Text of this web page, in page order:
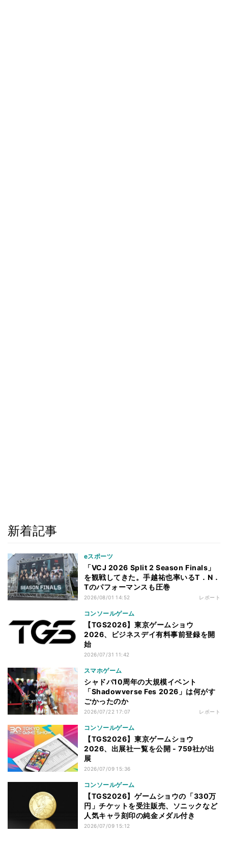
新着記事
eスポーツ
「VCJ 2026 Split 2 Season Finals」
を観戦してきた。手越祐也率いるT．N．
Tのパフォーマンスも圧巻
2026/08/01 14:52 レポート
コンソールゲーム
【TGS2026】東京ゲームショウ
2026、ビジネスデイ有料事前登録を開
始
2026/07/31 11:42
スマホゲーム
シャドバ10周年の大規模イベント
「Shadowverse Fes 2026」は何がす
ごかったのか
2026/07/22 17:07 レポート
コンソールゲーム
【TGS2026】東京ゲームショウ
2026、出展社一覧を公開 - 759社が出
展
2026/07/09 15:36
コンソールゲーム
【TGS2026】ゲームショウの「330万
円」チケットを受注販売、ソニックなど
人気キャラ刻印の純金メダル付き
2026/07/09 15:12